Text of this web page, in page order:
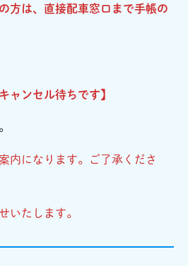
方は、直接配車窓口まで手帳の
ャンセル待ちです】
内になります。ご了承くださ
いたします。